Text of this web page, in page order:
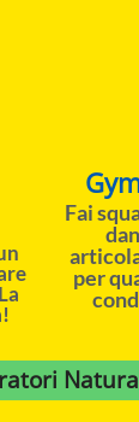
Fai
per